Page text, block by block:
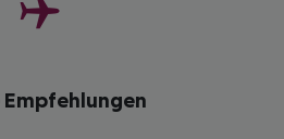
Empfehlungen